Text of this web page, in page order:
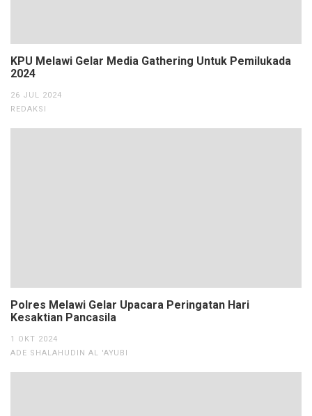
KPU Melawi Gelar Media Gathering Untuk Pemilukada
2024
26 JUL 2024
REDAKSI
Polres Melawi Gelar Upacara Peringatan Hari
Kesaktian Pancasila
1 OKT 2024
ADE SHALAHUDIN AL 'AYUBI